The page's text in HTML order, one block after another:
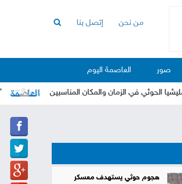
العاصمة
أخبار
تقارير
وتحليلات
حقوق
وحريات
سوشيال
من نحن إتصل بنا
صور العاصمة اليوم
في الزمان والمكان المناسبين
هجوم حوثي يستهدف معسكر